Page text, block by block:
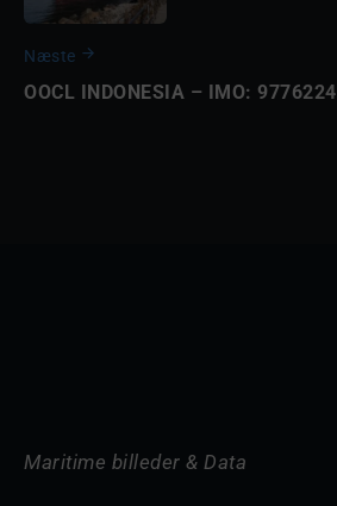
Næste
OOCL INDONESIA – IMO: 9776224
Maritime billeder & Data